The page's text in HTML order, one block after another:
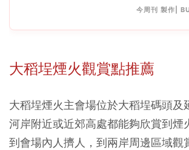
今周刊 製作|
大稻埕煙火觀賞點推薦
大稻埕煙火主會場位於大稻埕碼頭及
河岸附近或近郊高處都能夠欣賞到煙
到會場內人擠人，到兩岸周邊區域觀